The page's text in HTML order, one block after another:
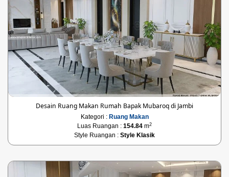
Desain Ruang Makan Rumah Bapak Mubaroq di Jambi
Kategori : Ruang Makan
Luas Ruangan : 154.84 m2
Style Ruangan : Style Klasik